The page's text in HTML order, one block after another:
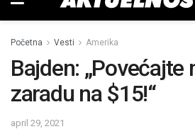
Početna Vesti Amerika
Bajden: „Povećajte
zaradu na $15!“
april 29, 2021